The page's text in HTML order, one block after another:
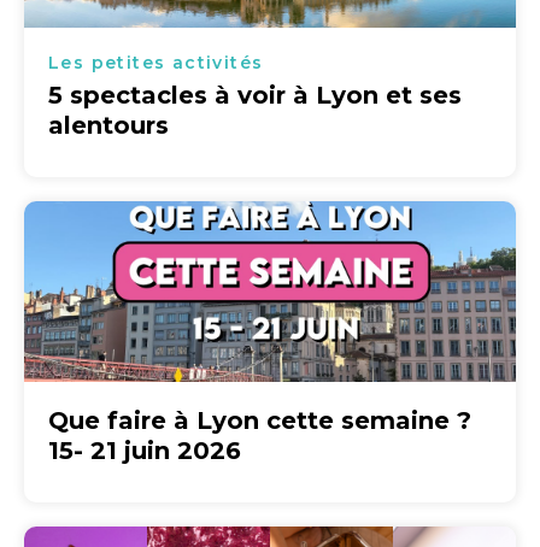
Les petites activités
5 spectacles à voir à Lyon et ses
alentours
Que faire à Lyon cette semaine ?
15- 21 juin 2026